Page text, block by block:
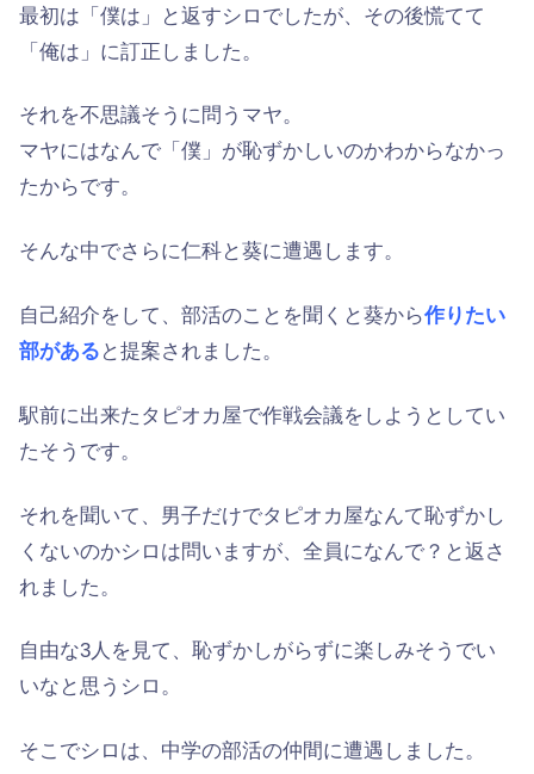
最初は「僕は」と返すシロでしたが、その後慌てて
「俺は」に訂正しました。
それを不思議そうに問うマヤ。
マヤにはなんで「僕」が恥ずかしいのかわからなかっ
たからです。
そんな中でさらに仁科と葵に遭遇します。
自己紹介をして、部活のことを聞くと葵から作りたい
部がある と提案されました。
駅前に出来たタピオカ屋で作戦会議をしようとしてい
たそうです。
それを聞いて、男子だけでタピオカ屋なんて恥ずかし
くないのかシロは問いますが、全員になんで？と返さ
れました。
自由な3人を見て、恥ずかしがらずに楽しみそうでい
いなと思うシロ。
そこでシロは、中学の部活の仲間に遭遇しました。